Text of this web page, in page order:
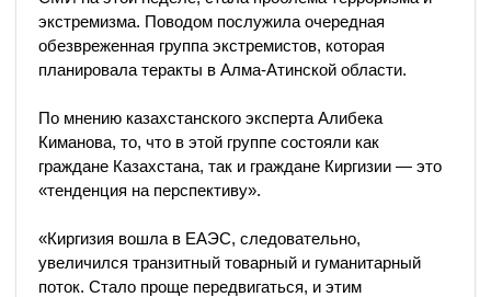
экстремизма. Поводом послужила очередная
обезвреженная группа экстремистов, которая
планировала теракты в Алма-Атинской области.
По мнению казахстанского эксперта Алибека
Киманова, то, что в этой группе состояли как
граждане Казахстана, так и граждане Киргизии — это
«тенденция на перспективу».
«Киргизия вошла в ЕАЭС, следовательно,
увеличился транзитный товарный и гуманитарный
поток. Стало проще передвигаться, и этим